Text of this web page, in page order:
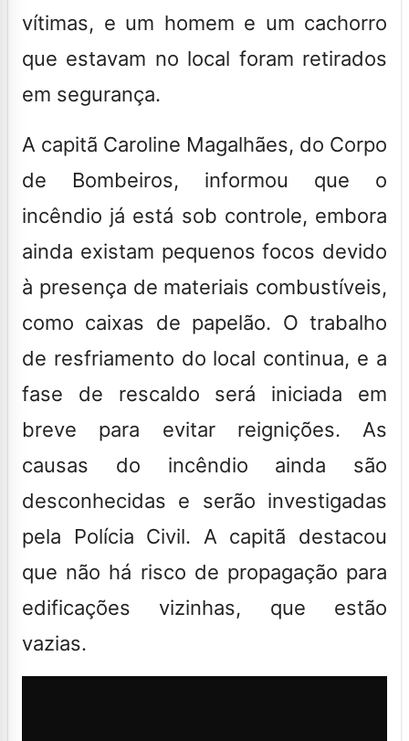
vítimas, e um homem e um cachorro
que estavam no local foram retirados
em segurança.
A capitã Caroline Magalhães, do Corpo
de Bombeiros, informou que o
incêndio já está sob controle, embora
ainda existam pequenos focos devido
à presença de materiais combustíveis,
como caixas de papelão. O trabalho
de resfriamento do local continua, e a
fase de rescaldo será iniciada em
breve para evitar reignições. As
causas do incêndio ainda são
desconhecidas e serão investigadas
pela Polícia Civil. A capitã destacou
que não há risco de propagação para
edificações vizinhas, que estão
vazias.